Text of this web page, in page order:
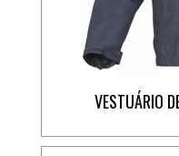
VESTUÁRIO